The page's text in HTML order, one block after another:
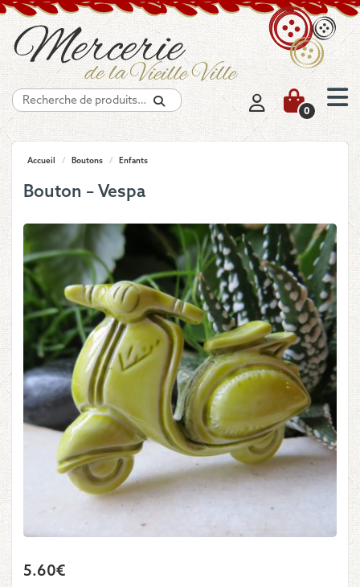
Recherche
0
Accueil / Boutons / Enfants
Bouton – Vespa
5.60€